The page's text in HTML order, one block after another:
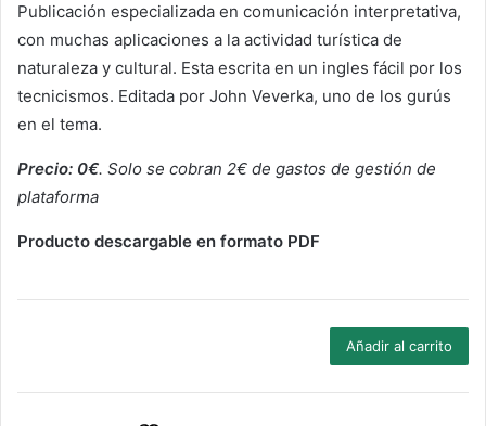
Publicación especializada en comunicación interpretativa,
con muchas aplicaciones a la actividad turística de
naturaleza y cultural. Esta escrita en un ingles fácil por los
tecnicismos. Editada por John Veverka, uno de los gurús
en el tema.
Precio: 0€. Solo se cobran 2€ de gastos de gestión de
plataforma
Producto descargable en formato PDF
Añadir al carrito